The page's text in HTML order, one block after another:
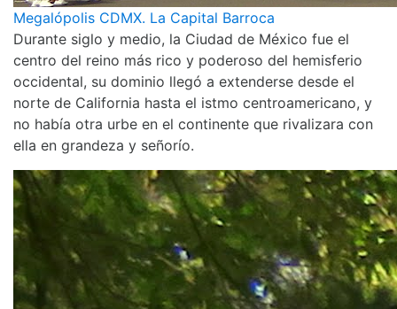
Megalópolis CDMX. La Capital Barroca
Durante siglo y medio, la Ciudad de México fue el
centro del reino más rico y poderoso del hemisferio
occidental, su dominio llegó a extenderse desde el
norte de California hasta el istmo centroamericano, y
no había otra urbe en el continente que rivalizara con
ella en grandeza y señorío.